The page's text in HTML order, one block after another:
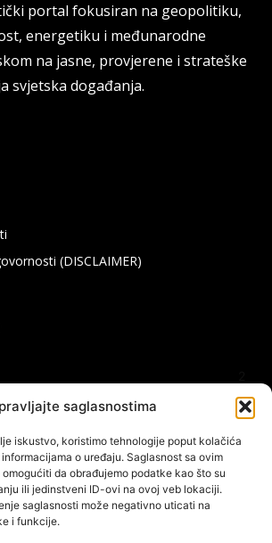
saglasnostima
iskustvo, koristimo tehnologije poput kolačića
o uređaju. Saglasnost sa ovim
da obrađujemo podatke kao što su
ili jedinstveni ID-ovi na ovoj veb lokaciji.
saglasnosti može negativno uticati na
i funkcije.
portal fokusiran na geopolitiku,
energetiku i međunarodne
na jasne, provjerene i strateške
svjetska događanja.
(DISCLAIMER)
2